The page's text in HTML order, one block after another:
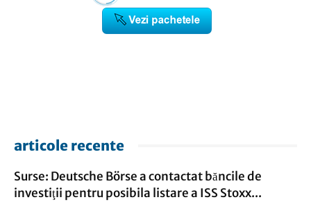
articole recente
Surse: Deutsche Börse a contactat băncile de
investiţii pentru posibila listare a ISS Stoxx...